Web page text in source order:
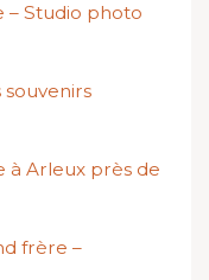
– Studio photo
souvenirs
à Arleux près de
frère –